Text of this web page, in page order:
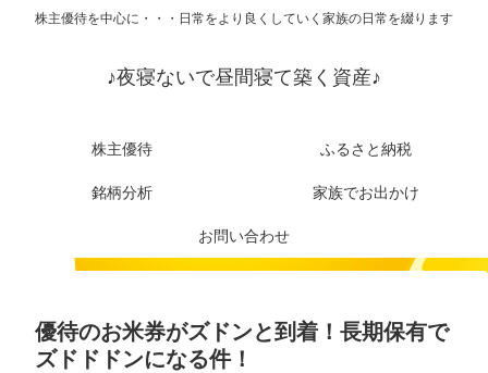
株主優待を中心に・・・日常をより良くしていく家族の日常を綴ります
♪夜寝ないで昼間寝て築く資産♪
株主優待 ふるさと納税
銘柄分析 家族でお出かけ
お問い合わせ
優待のお米券がズドンと到着！長期保有で
ズドドドンになる件！